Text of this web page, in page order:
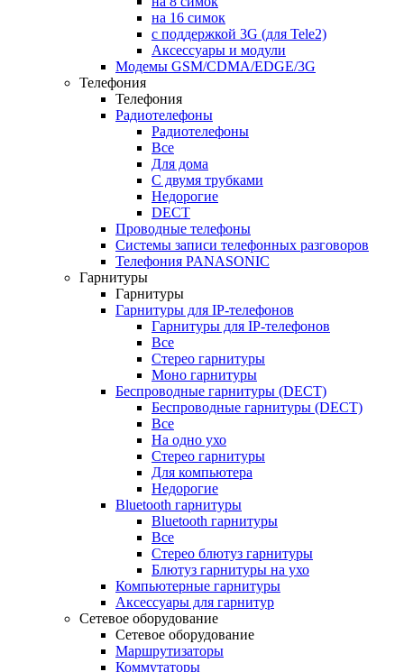
на 16 симок
с поддержкой 3G (для Tele2)
Аксессуары и модули
Модемы GSM/CDMA/EDGE/3G
Телефония
Телефония
Радиотелефоны
Радиотелефоны
Все
Для дома
С двумя трубками
Недорогие
DECT
Проводные телефоны
Системы записи телефонных разговоров
Телефония PANASONIC
Гарнитуры
Гарнитуры
Гарнитуры для IP-телефонов
Гарнитуры для IP-телефонов
Все
Стерео гарнитуры
Моно гарнитуры
Беспроводные гарнитуры (DECT)
Беспроводные гарнитуры (DECT)
Все
На одно ухо
Стерео гарнитуры
Для компьютера
Недорогие
Bluetooth гарнитуры
Bluetooth гарнитуры
Все
Стерео блютуз гарнитуры
Блютуз гарнитуры на ухо
Компьютерные гарнитуры
Аксессуары для гарнитур
Сетевое оборудование
Сетевое оборудование
Маршрутизаторы
Коммутаторы